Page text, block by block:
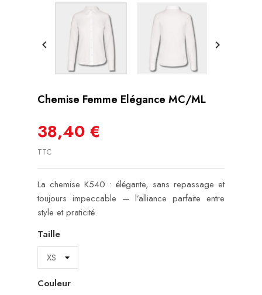
 
Chemise Femme Elégance MC/ML
38,40 €
TTC
La chemise K540 : élégante, sans repassage et
toujours impeccable — l’alliance parfaite entre
style et praticité.
Taille
Couleur